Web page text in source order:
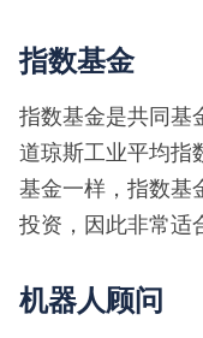
指数基金
指数基金是共同基
道琼斯工业平均指
基金一样，指数基
投资，因此非常适
机器人顾问